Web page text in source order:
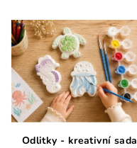
Odlitky - kreativní sada